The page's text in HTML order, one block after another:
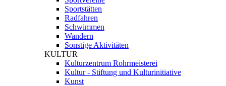
Sportstätten
Radfahren
Schwimmen
Wandern
Sonstige Aktivitäten
KULTUR
Kulturzentrum Rohrmeisterei
Kultur - Stiftung und Kulturinitiative
Kunst